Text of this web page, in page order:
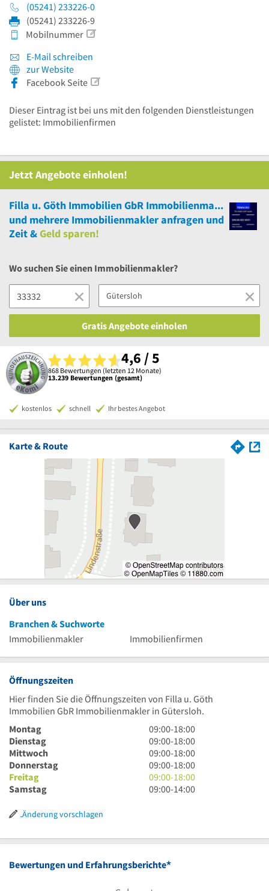
(05241) 233226-0
(05241) 233226-9
Mobilnummer
E-Mail schreiben
zur Website
Facebook Seite
Dieser Eintrag ist bei uns mit den folgenden Dienstleistungen
gelistet: Immobilienfirmen
Jetzt Angebote einholen!
Filla u. Göth Immobilien GbR Immobilienmakler
und mehrere Immobilienmakler anfragen und
Zeit &Geld sparen!
Wo suchen Sie einen Immobilienmakler?
Gratis Angebote einholen
4,6 / 5
868 Bewertungen (letzten 12 Monate)
13.239 Bewertungen (gesamt)
kostenlos schnell Ihr bestes Angebot
Karte & Route
Über uns
Branchen & Suchworte
Immobilienmakler
Immobilienfirmen
Öffnungszeiten
Hier finden Sie die Öffnungszeiten von Filla u. Göth
Immobilien GbR Immobilienmakler in Gütersloh.
Montag
9
Uhr
bis
18
Uhr
09:00-18:00
Dienstag
9
Uhr
bis
18
Uhr
09:00-18:00
Mittwoch
9
Uhr
bis
18
09:00-18:00
Donnerstag
9
Uhr
bis
09:00-18:00
Freitag
9
Uhr
09:00-18:00
Samstag
9
Uhr
09:00-14:00
Änderung vorschlagen
Bewertungen und Erfahrungsberichte*